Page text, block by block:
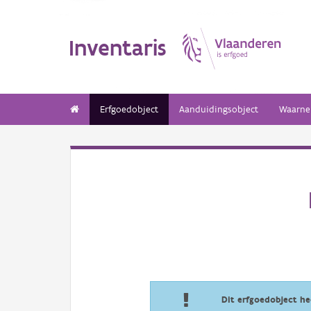
Inventaris
Erfgoedobject Aanduidingsobject
Dit erfgoedobject